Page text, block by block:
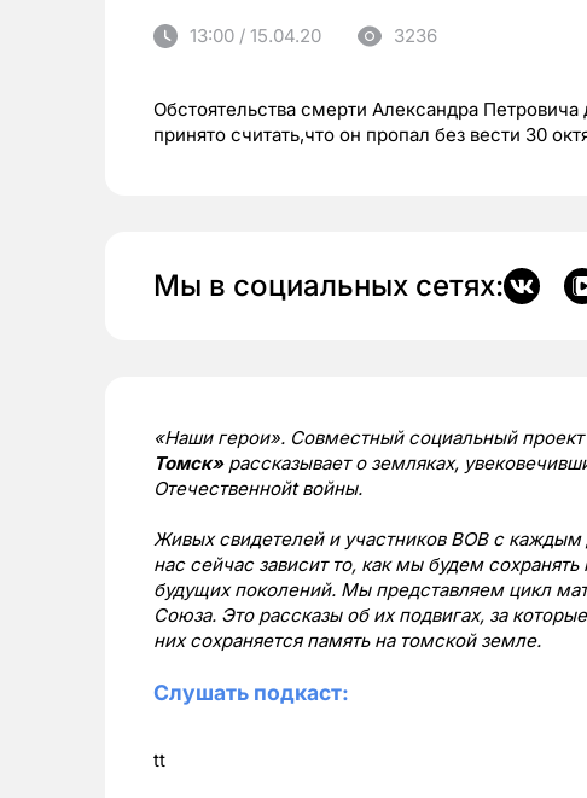
13:00 / 15.04.20 3236
Обстоятельства смерти Александра
принято считать,что он пропал без вести 30
Мы в социальных сетях:
«Наши герои». Совместный социальный проект
Томск»рассказывает о земляках,
Отечественнойt войны.
Живых свидетелей и участников ВОВ с
нас сейчас зависит то, как мы будем
будущих поколений. Мы представляем цикл
Союза. Это рассказы об их подвигах, за
них сохраняется память на томской земле.
Слушать подкаст:
tt